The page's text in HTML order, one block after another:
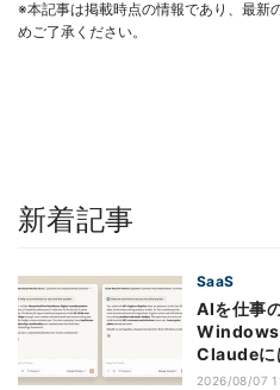
※本記事は掲載時点の情報であり、最新
めご了承ください。
新着記事
SaaS
AIを仕事
Claudeに
すい7つの
2026/08/07